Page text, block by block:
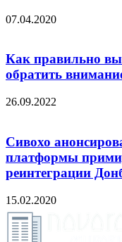
07.04.2020
Как правильно
обратить
26.09.2022
Сивохо
платформы
реинтеграции
15.02.2020